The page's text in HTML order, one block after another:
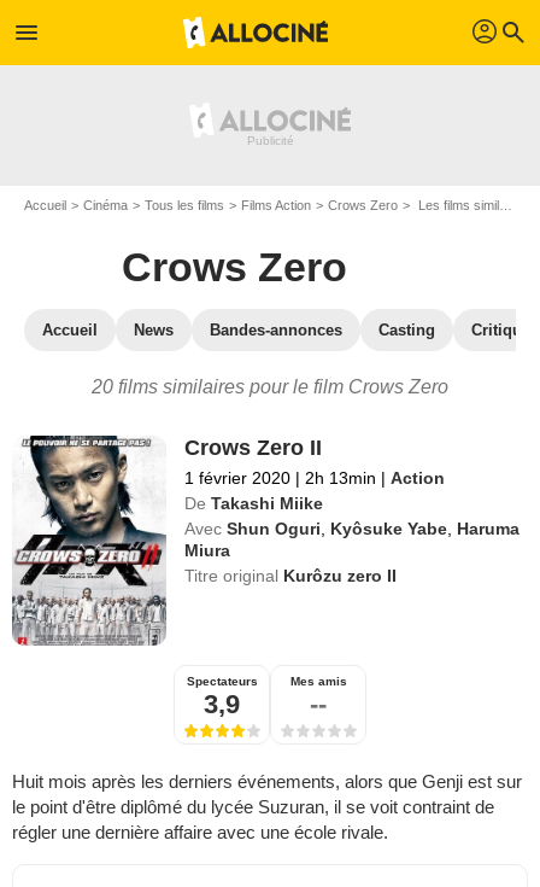
menu profil search
Accueil Cinéma Tous les films Films Action Crows Zero Les films similaires à "Crows Zero"
Crows Zero
Accueil News Bandes-annonces Casting
20 films similaires pour le film Crows Zero
Crows Zero II
1 février 2020 | 2h 13min | Action
De Takashi Miike
Avec Shun Oguri Kyôsuke Yabe Haruma
Miura
Titre original Kurôzu zero II
Spectateurs
3,9
Mes amis
--
Huit mois après les derniers événements, alors que Genji est sur
le point d'être diplômé du lycée Suzuran, il se voit contraint de
régler une dernière affaire avec une école rivale.